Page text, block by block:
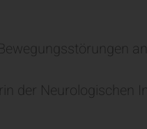
der Neurologischen